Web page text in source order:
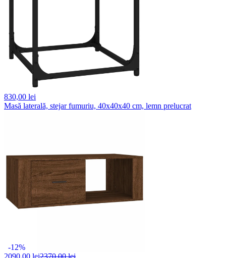
830,00 lei
Masă laterală, stejar fumuriu, 40x40x40 cm, lemn prelucrat
-12%